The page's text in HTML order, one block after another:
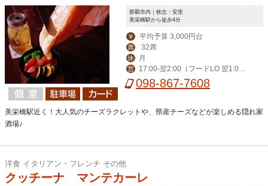
那覇市内｜牧志・安里
美栄橋駅から徒歩4分
￥ 平均予算 3,000円台
席 32席
休 月
営
17:00-翌2:00（フードLO 翌1:0
0）098-867-7608
美栄橋駅近く！大人気のチーズラクレットや、県産チーズなどが楽しめる隠れ家
酒場♪
洋食 イタリアン・フレンチ その他
クッチーナ マンテカーレ